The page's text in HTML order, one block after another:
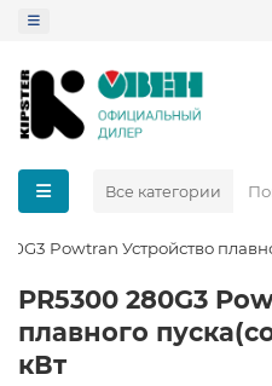
Все категории
Powtran Устройство
PR5300 280G3
плавного
кВт